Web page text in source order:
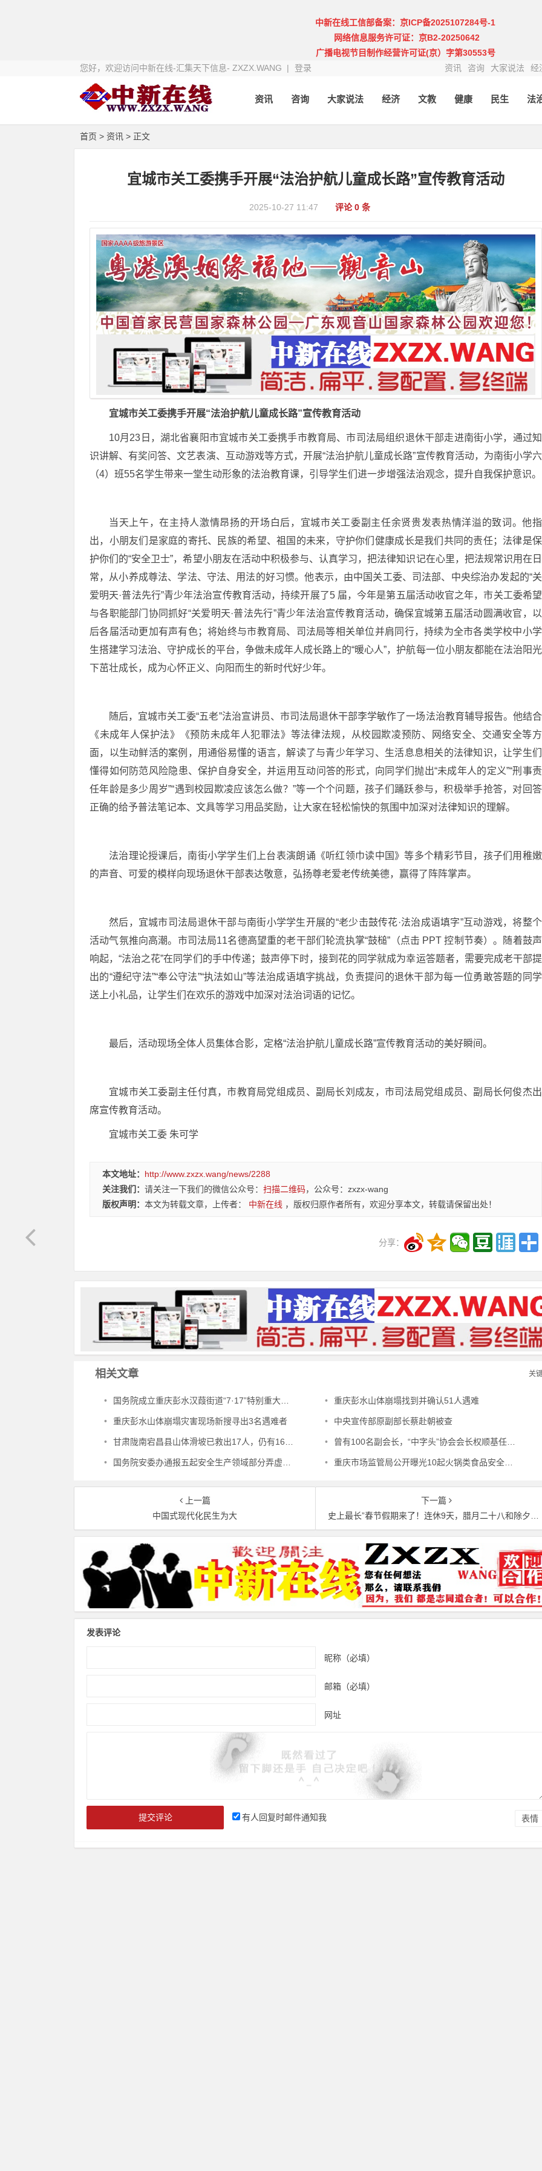
中新在线工信部备案：京ICP备2025107284号-1
网络信息服务许可证：京B2-20250642
广播电视节目制作经营许可证(京）字第30553号
您好，欢迎访问中新在线-汇集天下信息- ZXZX.WANG |
登录 资讯 咨询 大家说法 经
资讯 咨询 大家说法 经济 文教 健康 民生 法
首页 > 资讯 > 正文
宜城市关工委携手开展“法治护航儿童成长路”宣传教育活动
2025-10-27 11:47 评论 0 条
宜城市关工委携手开展“法治护航儿童成长路”宣传教育活动
10月23日，湖北省襄阳市宜城市关工委携手市教育局、市司法局组织退休干部走进南街小学，通过知
识讲解、有奖问答、文艺表演、互动游戏等方式，开展“法治护航儿童成长路”宣传教育活动，为南街小学六
（4）班55名学生带来一堂生动形象的法治教育课，引导学生们进一步增强法治观念，提升自我保护意识。
当天上午，在主持人激情昂扬的开场白后，宜城市关工委副主任余贤贵发表热情洋溢的致词。他指
出，小朋友们是家庭的寄托、民族的希望、祖国的未来，守护你们健康成长是我们共同的责任；法律是保
护你们的“安全卫士”，希望小朋友在活动中积极参与、认真学习，把法律知识记在心里，把法规常识用在日
常，从小养成尊法、学法、守法、用法的好习惯。他表示，由中国关工委、司法部、中央综治办发起的“关
爱明天·普法先行”青少年法治宣传教育活动，持续开展了5 届，今年是第五届活动收官之年，市关工委希望
与各职能部门协同抓好“关爱明天·普法先行”青少年法治宣传教育活动，确保宜城第五届活动圆满收官，以
后各届活动更加有声有色；将始终与市教育局、司法局等相关单位并肩同行，持续为全市各类学校中小学
生搭建学习法治、守护成长的平台，争做未成年人成长路上的“暖心人”，护航每一位小朋友都能在法治阳光
下茁壮成长，成为心怀正义、向阳而生的新时代好少年。
随后，宜城市关工委“五老”法治宣讲员、市司法局退休干部李学敏作了一场法治教育辅导报告。他结合
《未成年人保护法》《预防未成年人犯罪法》等法律法规，从校园欺凌预防、网络安全、交通安全等方
面，以生动鲜活的案例，用通俗易懂的语言，解读了与青少年学习、生活息息相关的法律知识，让学生们
懂得如何防范风险隐患、保护自身安全，并运用互动问答的形式，向同学们抛出“未成年人的定义”“刑事责
任年龄是多少周岁”“遇到校园欺凌应该怎么做？”等一个个问题，孩子们踊跃参与，积极举手抢答，对回答
正确的给予普法笔记本、文具等学习用品奖励，让大家在轻松愉快的氛围中加深对法律知识的理解。
法治理论授课后，南街小学学生们上台表演朗诵《听红领巾读中国》等多个精彩节目，孩子们用稚嫩
的声音、可爱的模样向现场退休干部表达敬意，弘扬尊老爱老传统美德，赢得了阵阵掌声。
然后，宜城市司法局退休干部与南街小学学生开展的“老少击鼓传花·法治成语填字”互动游戏，将整个
活动气氛推向高潮。市司法局11名德高望重的老干部们轮流执掌“鼓槌”（点击 PPT 控制节奏）。随着鼓声
响起，“法治之花”在同学们的手中传递；鼓声停下时，接到花的同学就成为幸运答题者，需要完成老干部提
出的“遵纪守法”“奉公守法”“执法如山”等法治成语填字挑战，负责提问的退休干部为每一位勇敢答题的同学
送上小礼品，让学生们在欢乐的游戏中加深对法治词语的记忆。
最后，活动现场全体人员集体合影，定格“法治护航儿童成长路”宣传教育活动的美好瞬间。
宜城市关工委副主任付真，市教育局党组成员、副局长刘成友，市司法局党组成员、副局长何俊杰出
席宣传教育活动。
宜城市关工委 朱可学
本文地址： http://www.zxzx.wang/news/2288
关注我们： 请关注一下我们的微信公众号： 扫描二维码，公众号：zxzx-wang
版权声明： 本文为转载文章，上传者： 中新在线 ，版权归原作者所有，欢迎分享本文，转载请保留出处！
分享：
相关文章 关
• 国务院成立重庆彭水汉葭街道“7·17”特别重大山体崩塌灾害调查评估组 • 重庆彭水山体崩塌找到并确认51人遇难
• 重庆彭水山体崩塌灾害现场新搜寻出3名遇难者 • 中央宣传部原副部长蔡赴朝被查
• 甘肃陇南宕昌县山体滑坡已救出17人，仍有16人被埋 • 曾有100名副会长，“中字头”协会会长权顺基任上被查
• 国务院安委办通报五起安全生产领域部分弄虚作假典型案例 • 重庆市场监管局公开曝光10起火锅类食品安全典型违法案件
上一篇
中国式现代化民生为大
下一篇
史上最长”春节假期来了！连休9天，腊月二十八和除夕均放假
发表评论
昵称（必填）
邮箱（必填）
网址
表情
有人回复时邮件通知我